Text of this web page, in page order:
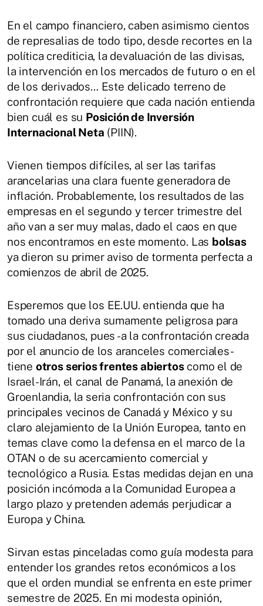
En el campo financiero, caben asimismo cientos
de represalias de todo tipo, desde recortes en la
política crediticia, la devaluación de las divisas,
la intervención en los mercados de futuro o en el
de los derivados… Este delicado terreno de
confrontación requiere que cada nación entienda
bien cuál es su Posición de Inversión
Internacional Neta (PIIN).
Vienen tiempos difíciles, al ser las tarifas
arancelarias una clara fuente generadora de
inflación. Probablemente, los resultados de las
empresas en el segundo y tercer trimestre del
año van a ser muy malas, dado el caos en que
nos encontramos en este momento. Las bolsas
ya dieron su primer aviso de tormenta perfecta a
comienzos de abril de 2025.
Esperemos que los EE.UU. entienda que ha
tomado una deriva sumamente peligrosa para
sus ciudadanos, pues -a la confrontación creada
por el anuncio de los aranceles comerciales-
tiene otros serios frentes abiertoscomo el de
Israel-Irán, el canal de Panamá, la anexión de
Groenlandia, la seria confrontación con sus
principales vecinos de Canadá y México y su
claro alejamiento de la Unión Europea, tanto en
temas clave como la defensa en el marco de la
OTAN o de su acercamiento comercial y
tecnológico a Rusia. Estas medidas dejan en una
posición incómoda a la Comunidad Europea a
largo plazo y pretenden además perjudicar a
Europa y China.
Sirvan estas pinceladas como guía modesta para
entender los grandes retos económicos a los
que el orden mundial se enfrenta en este primer
semestre de 2025. En mi modesta opinión,